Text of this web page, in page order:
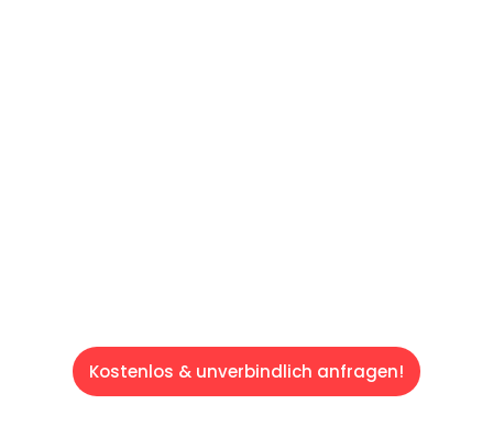
Kostenlos & unverbindlich anfragen!